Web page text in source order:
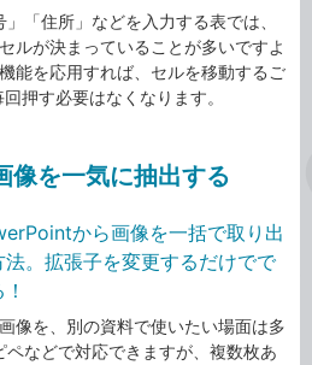
「住所」などを入力する表では、
ルが決まっていることが多いですよ
能を応用すれば、セルを移動するご
押す必要はなくなります。
像を一気に抽出する
から画像を一括で取り出
法。拡張子を変更するだけでで
像を、別の資料で使いたい場面は多
などで対応できますが、複数枚あ